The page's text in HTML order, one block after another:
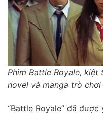
Phim Battle Royale,
novel và manga trò
“Battle Royale” đã